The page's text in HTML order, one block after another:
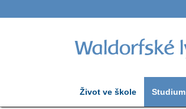
Život ve škole Studium